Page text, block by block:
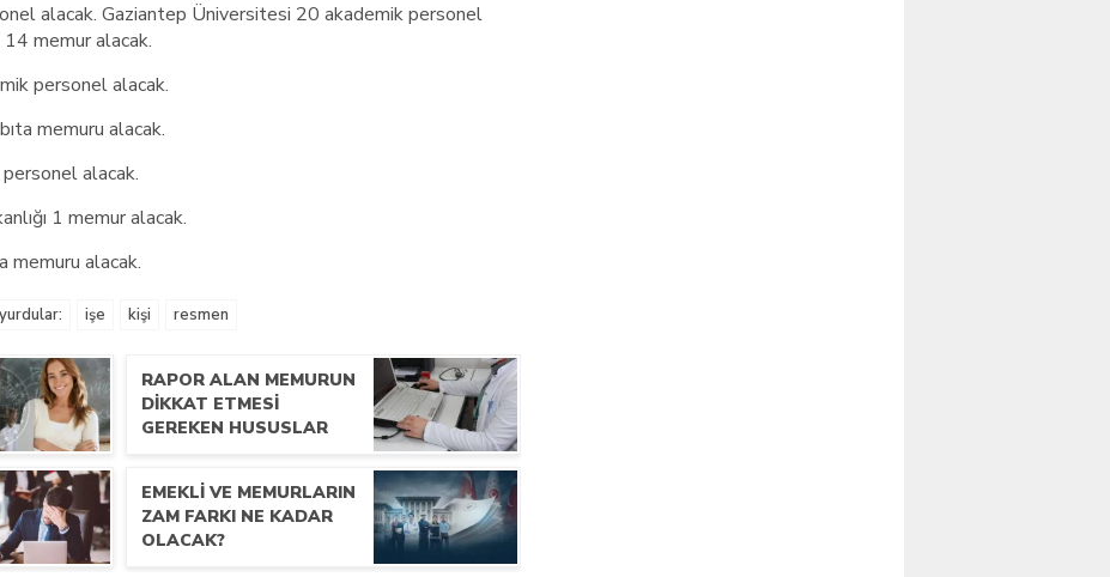
alacak. Gaziantep Üniversitesi 20 akademik personel
14 memur alacak.
personel alacak.
memuru alacak.
alacak.
1 memur alacak.
memuru alacak.
işe kişi resmen
RAPOR ALAN MEMURUN
DİKKAT ETMESİ
GEREKEN HUSUSLAR
EMEKLI VE MEMURLARIN
ZAM FARKI NE KADAR
OLACAK?